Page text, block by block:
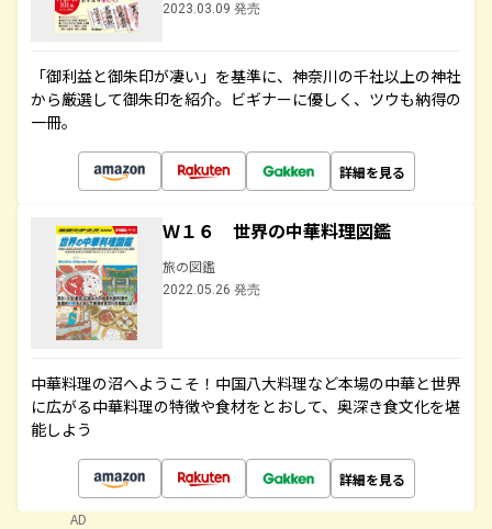
2023.03.09 発売
「御利益と御朱印が凄い」を基準に、神奈川の千社以上の神社
から厳選して御朱印を紹介。ビギナーに優しく、ツウも納得の
一冊。
詳細を見る
Ｗ１６ 世界の中華料理図鑑
旅の図鑑
2022.05.26 発売
中華料理の沼へようこそ！中国八大料理など本場の中華と世界
に広がる中華料理の特徴や食材をとおして、奥深き食文化を堪
能しよう
詳細を見る
AD